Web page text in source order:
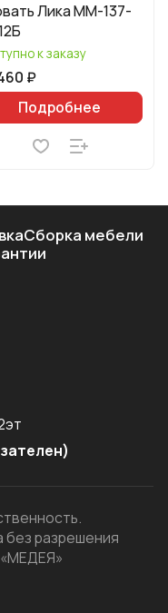
Лика ММ-137-
к заказу
₽
Подробнее
Сборка мебели
без разрешения